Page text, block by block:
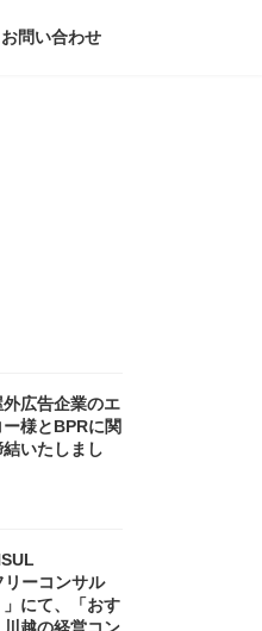
お問い合わせ
広告企業のエ
様とBPRに関
いたしまし
リーコンサル
にて、「おす
越の経営コン